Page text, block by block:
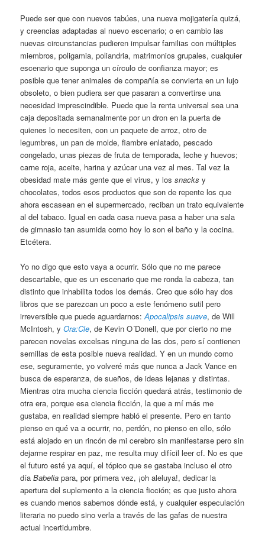
Puede ser que con nuevos tabúes, una nueva mojigatería quizá,
y creencias adaptadas al nuevo escenario; o en cambio las
nuevas circunstancias pudieren impulsar familias con múltiples
miembros, poligamia, poliandria, matrimonios grupales, cualquier
escenario que suponga un círculo de confianza mayor; es
posible que tener animales de compañía se convierta en un lujo
obsoleto, o bien pudiera ser que pasaran a convertirse una
necesidad imprescindible. Puede que la renta universal sea una
caja depositada semanalmente por un dron en la puerta de
quienes lo necesiten, con un paquete de arroz, otro de
legumbres, un pan de molde, fiambre enlatado, pescado
congelado, unas piezas de fruta de temporada, leche y huevos;
carne roja, aceite, harina y azúcar una vez al mes. Tal vez la
obesidad mate más gente que el virus, y lossnacks y
chocolates, todos esos productos que son de repente los que
ahora escasean en el supermercado, reciban un trato equivalente
al del tabaco. Igual en cada casa nueva pasa a haber una sala
de gimnasio tan asumida como hoy lo son el baño y la cocina.
Etcétera.
Yo no digo que esto vaya a ocurrir. Sólo que no me parece
descartable, que es un escenario que me ronda la cabeza, tan
distinto que inhabilita todos los demás. Creo que sólo hay dos
libros que se parezcan un poco a este fenómeno sutil pero
irreversible que puede aguardarnos:Apocalipsis suave, de Will
McIntosh, yOra:Cle, de Kevin O´Donell, que por cierto no me
parecen novelas excelsas ninguna de las dos, pero sí contienen
semillas de esta posible nueva realidad. Y en un mundo como
ese, seguramente, yo volveré más que nunca a Jack Vance en
busca de esperanza, de sueños, de ideas lejanas y distintas.
Mientras otra mucha ciencia ficción quedará atrás, testimonio de
otra era, porque esa ciencia ficción, la que a mí más me
gustaba, en realidad siempre habló el presente. Pero en tanto
pienso en qué va a ocurrir, no, perdón, no pienso en ello, sólo
está alojado en un rincón de mi cerebro sin manifestarse pero sin
dejarme respirar en paz, me resulta muy difícil leer cf. No es que
el futuro esté ya aquí, el tópico que se gastaba incluso el otro
díaBabelia para, por primera vez, ¡oh aleluya!, dedicar la
apertura del suplemento a la ciencia ficción; es que justo ahora
es cuando menos sabemos dónde está, y cualquier especulación
literaria no puedo sino verla a través de las gafas de nuestra
actual incertidumbre.